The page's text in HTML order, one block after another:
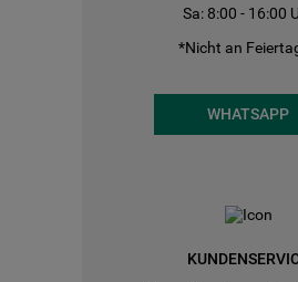
Sa: 8:00 - 16:00
*Nicht an
WHATSAPP